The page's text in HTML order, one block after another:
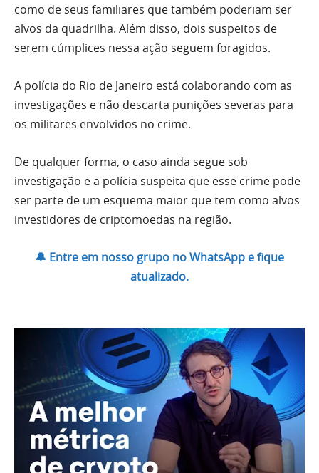
como de seus familiares que também poderiam ser
alvos da quadrilha. Além disso, dois suspeitos de
serem cúmplices nessa ação seguem foragidos.
A polícia do Rio de Janeiro está colaborando com as
investigações e não descarta punições severas para
os militares envolvidos no crime.
De qualquer forma, o caso ainda segue sob
investigação e a polícia suspeita que esse crime pode
ser parte de um esquema maior que tem como alvos
investidores de criptomoedas na região.
🔔 Entre em nosso grupo no WhatsApp e fique
atualizado.